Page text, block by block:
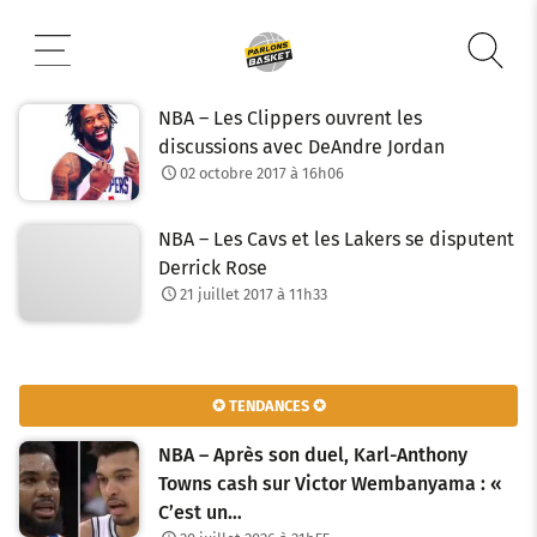
contenu
NBA – Les Clippers ouvrent les
discussions avec DeAndre Jordan
02 octobre 2017 à 16h06
NBA – Les Cavs et les Lakers se disputent
Derrick Rose
21 juillet 2017 à 11h33
✪ TENDANCES ✪
NBA – Après son duel, Karl-Anthony
Towns cash sur Victor Wembanyama : «
C’est un…